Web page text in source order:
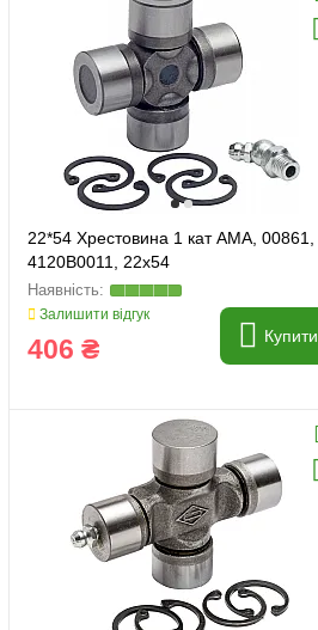
22*54 Хрестовина 1 кат AMA, 00861,
4120B0011, 22x54
Залишити відгук
406 ₴ Купити